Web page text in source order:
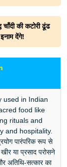
की कटोरी ढूंढ
देंगे!
used in Indian
food like
rituals and
and hospitality.
पारंपरिक रूप से
या प्रसाद परोसने
अतिथि-सत्कार का